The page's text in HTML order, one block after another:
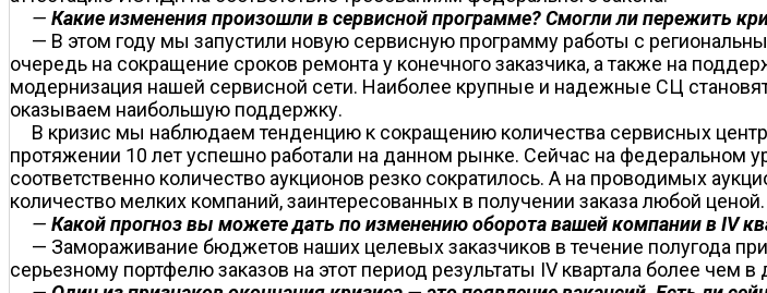
— Какие изменения произошли в сервисной программе? Смогли ли пережить
— В этом году мы запустили новую сервисную программу работы с
очередь на сокращение сроков ремонта у конечного заказчика, а также на
модернизация нашей сервисной сети. Наиболее крупные и надежные СЦ
оказываем наибольшую поддержку.
В кризис мы наблюдаем тенденцию к сокращению количества сервисных
протяжении 10 лет успешно работали на данном рынке. Сейчас на федеральном
соответственно количество аукционов резко сократилось. А на проводимых
количество мелких компаний, заинтересованных в получении заказа любой
— Какой прогноз вы можете дать по изменению оборота вашей компании в IV
— Замораживание бюджетов наших целевых заказчиков в течение полугода
серьезному портфелю заказов на этот период результаты IV квартала более